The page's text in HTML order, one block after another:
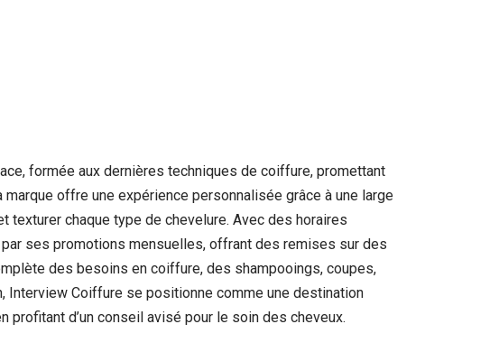
formée aux dernières techniques de coiffure, promettant
offre une expérience personnalisée grâce à une large
chaque type de chevelure. Avec des horaires
ses promotions mensuelles, offrant des remises sur des
des besoins en coiffure, des shampooings, coupes,
Interview Coiffure se positionne comme une destination
d’un conseil avisé pour le soin des cheveux.